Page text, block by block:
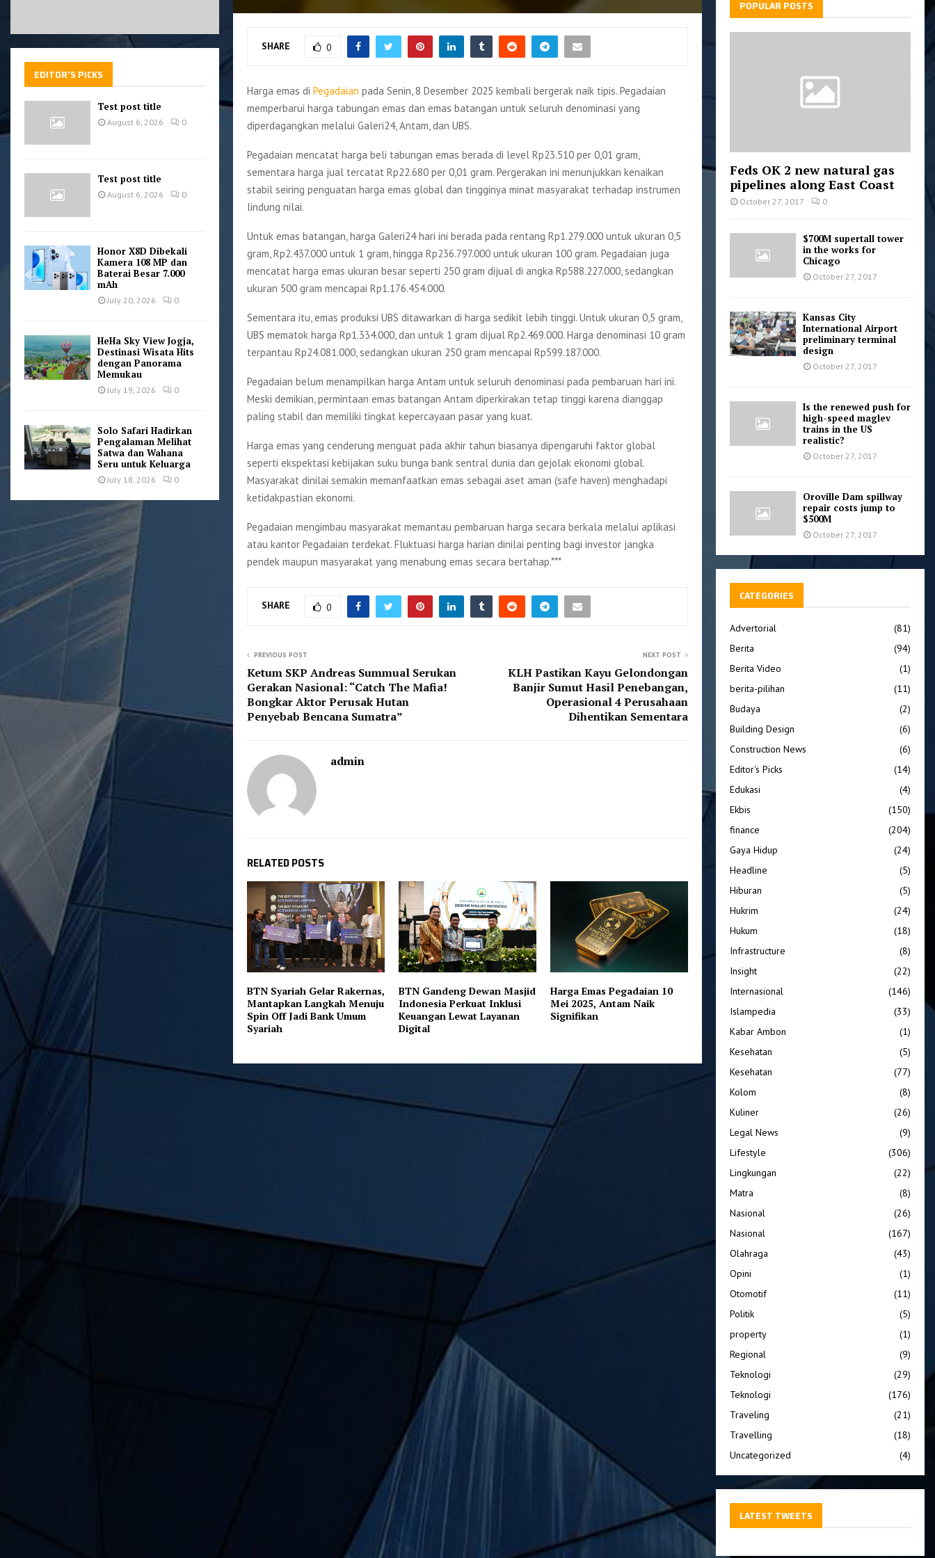
SHARE 0
Harga emas di Pegadaian pada Senin, 8 Desember 2025 kembali bergerak naik tipis. Pegadaian
memperbarui harga tabungan emas dan emas batangan untuk seluruh denominasi yang
diperdagangkan melalui Galeri24, Antam, dan UBS.
Pegadaian mencatat harga beli tabungan emas berada di level Rp23.510 per 0,01 gram,
sementara harga jual tercatat Rp22.680 per 0,01 gram. Pergerakan ini menunjukkan kenaikan
stabil seiring penguatan harga emas global dan tingginya minat masyarakat terhadap instrumen
lindung nilai.
Untuk emas batangan, harga Galeri24 hari ini berada pada rentang Rp1.279.000 untuk ukuran 0,5
gram, Rp2.437.000 untuk 1 gram, hingga Rp236.797.000 untuk ukuran 100 gram. Pegadaian juga
mencatat harga emas ukuran besar seperti 250 gram dijual di angka Rp588.227.000, sedangkan
ukuran 500 gram mencapai Rp1.176.454.000.
Sementara itu, emas produksi UBS ditawarkan di harga sedikit lebih tinggi. Untuk ukuran 0,5 gram,
UBS mematok harga Rp1.334.000, dan untuk 1 gram dijual Rp2.469.000. Harga denominasi 10 gram
terpantau Rp24.081.000, sedangkan ukuran 250 gram mencapai Rp599.187.000.
Pegadaian belum menampilkan harga Antam untuk seluruh denominasi pada pembaruan hari ini.
Meski demikian, permintaan emas batangan Antam diperkirakan tetap tinggi karena dianggap
paling stabil dan memiliki tingkat kepercayaan pasar yang kuat.
Harga emas yang cenderung menguat pada akhir tahun biasanya dipengaruhi faktor global
seperti ekspektasi kebijakan suku bunga bank sentral dunia dan gejolak ekonomi global.
Masyarakat dinilai semakin memanfaatkan emas sebagai aset aman (safe haven) menghadapi
ketidakpastian ekonomi.
Pegadaian mengimbau masyarakat memantau pembaruan harga secara berkala melalui aplikasi
atau kantor Pegadaian terdekat. Fluktuasi harga harian dinilai penting bagi investor jangka
pendek maupun masyarakat yang menabung emas secara bertahap.***
SHARE 0
PREVIOUS POST
Ketum SKP Andreas Summual Serukan
Gerakan Nasional: “Catch The Mafia!
Bongkar Aktor Perusak Hutan
Penyebab Bencana Sumatra”
NEXT POST
KLH Pastikan Kayu Gelondongan
Banjir Sumut Hasil Penebangan,
Operasional 4 Perusahaan
Dihentikan Sementara
admin
RELATED POSTS
BTN Syariah Gelar Rakernas,
Mantapkan Langkah Menuju
Spin Off Jadi Bank Umum
Syariah
BTN Gandeng Dewan Masjid
Indonesia Perkuat Inklusi
Keuangan Lewat Layanan
Digital
Harga Emas Pegadaian 10
Mei 2025, Antam Naik
Signifikan
EDITOR'S PICKS
Test post title
August 6, 2026 0
Test post title
August 6, 2026 0
Honor X8D Dibekali
Kamera 108 MP dan
Baterai Besar 7.000
mAh
July 20, 2026 0
HeHa Sky View Jogja,
Destinasi Wisata Hits
dengan Panorama
Memukau
July 19, 2026 0
Solo Safari Hadirkan
Pengalaman Melihat
Satwa dan Wahana
Seru untuk Keluarga
July 18, 2026 0
POPULAR POSTS
Feds OK 2 new natural gas
pipelines along East Coast
October 27, 2017 0
$700M supertall tower
in the works for
Chicago
October 27, 2017
Kansas City
International Airport
preliminary terminal
design
October 27, 2017
Is the renewed push for
high-speed maglev
trains in the US
realistic?
October 27, 2017
Oroville Dam spillway
repair costs jump to
$500M
October 27, 2017
CATEGORIES
Advertorial
(81)
Berita
(94)
Berita Video
(1)
berita-pilihan
(11)
Budaya
(2)
Building Design
(6)
Construction News
(6)
Editor's Picks
(14)
Edukasi
(4)
Ekbis
(150)
finance
(204)
Gaya Hidup
(24)
Headline
(5)
Hiburan
(5)
Hukrim
(24)
Hukum
(18)
Infrastructure
(8)
Insight
(22)
Internasional
(146)
Islampedia
(33)
Kabar Ambon
(1)
Kesehatan
(5)
Kesehatan
(77)
Kolom
(8)
Kuliner
(26)
Legal News
(9)
Lifestyle
(306)
Lingkungan
(22)
Matra
(8)
Nasional
(26)
Nasional
(167)
Olahraga
(43)
Opini
(1)
Otomotif
(11)
Politik
(5)
property
(1)
Regional
(9)
Teknologi
(29)
Teknologi
(176)
Traveling
(21)
Travelling
(18)
Uncategorized
(4)
LATEST TWEETS